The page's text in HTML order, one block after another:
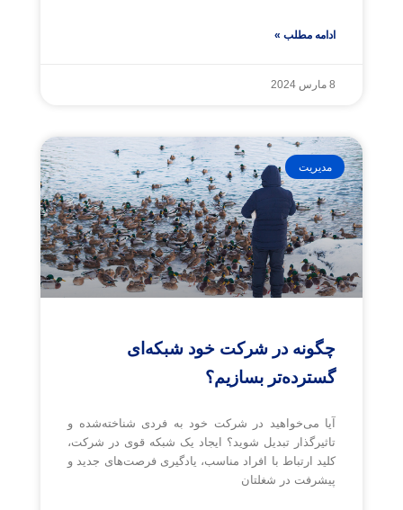
ادامه مطلب »
8 مارس 2024
مدیریت
چگونه در شرکت خود شبکه‌ای
گسترده‌تر بسازیم؟
آیا می‌خواهید در شرکت خود به فردی شناخته‌شده و
تاثیرگذار تبدیل شوید؟ ایجاد یک شبکه قوی در شرکت،
کلید ارتباط با افراد مناسب، یادگیری فرصت‌های جدید و
پیشرفت در شغلتان